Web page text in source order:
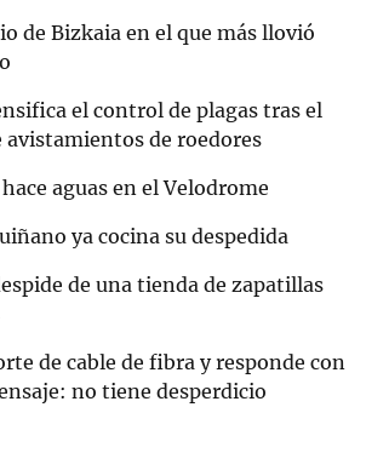
de Bizkaia en el que más llovió
el control de plagas tras el
avistamientos de roedores
aguas en el Velodrome
ya cocina su despedida
de una tienda de zapatillas
de cable de fibra y responde con
no tiene desperdicio